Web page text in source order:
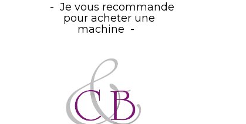
Je vous recommande
pour acheter une
machine